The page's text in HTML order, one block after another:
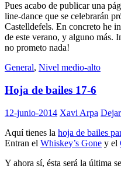
Pues acabo de publicar una
line-dance que se celebrarán
Castelldefels. En concreto he
de este verano, y alguno más.
no prometo nada!
General, Nivel medio-alto
Hoja de bailes 17-6
12-junio-2014 Xavi Arpa
Aquí tienes la hoja de bailes
Entran el Whiskey’s Gone y el
Y ahora sí, ésta será la última